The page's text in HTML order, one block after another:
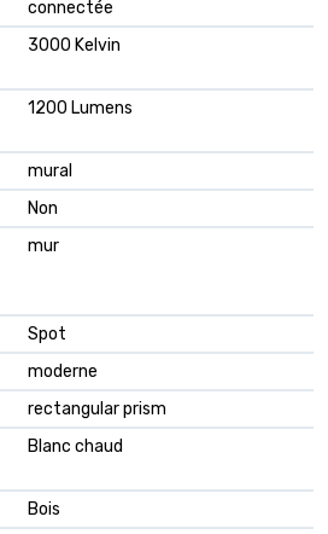
connectée
3000 Kelvin
1200 Lumens
mural
Non
mur
Spot
moderne
rectangular prism
Blanc chaud
Bois